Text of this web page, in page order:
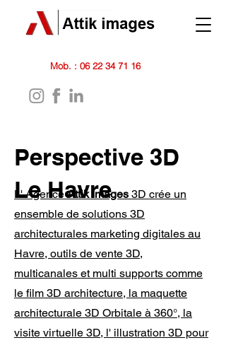
Mob. : 06 22 34 71 16
L' AgenceAttik images 3D crée un
ensemble de solutions 3D
architecturales marketing digitales au
Havre, outils de vente 3D,
multicanales et multi supports comme
le film 3D architecture, la maquette
architecturale 3D Orbitale à 360°, la
visite virtuelle 3D, l' illustration 3D pour
Perspective 3D
Le Havre